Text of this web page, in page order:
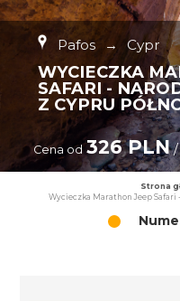
Pafos → Cypr
WYCIECZKA
SAFARI -
Z CYPRU
Cena od 326 PLN/
Strona
Wycieczka Marathon Jeep Safari